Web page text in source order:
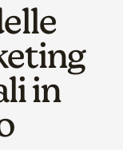
in